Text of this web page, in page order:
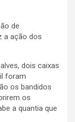
de
a ação dos
dois caixas
foram
os bandidos
os
a quantia que